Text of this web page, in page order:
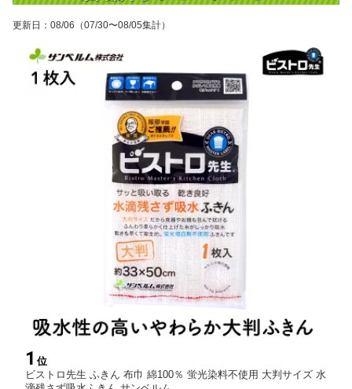
更新日 ： 08/06 （07/30〜08/05集計）
1 位
ビストロ先生 ふきん 布巾 綿100％ 蛍光染料不使用 大判サイズ 水